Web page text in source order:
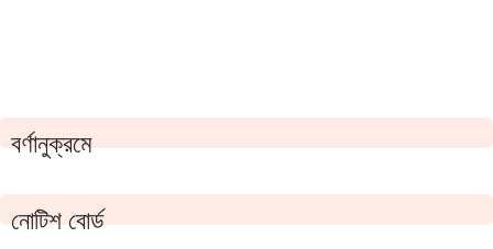
বর্ণানুক্রমে
নোটিশ বোর্ড